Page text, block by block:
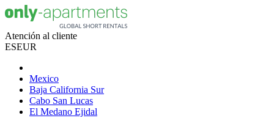
Atención al cliente
ESEUR
Mexico
Baja California Sur
Cabo San Lucas
El Medano Ejidal